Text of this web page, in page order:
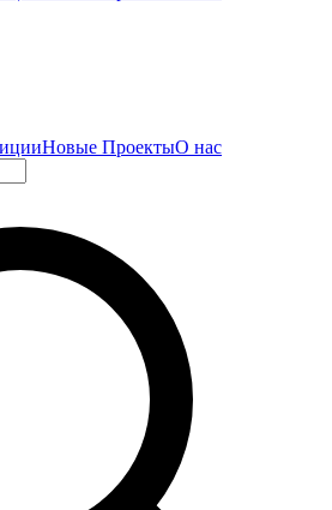
Новые ПроектыО нас